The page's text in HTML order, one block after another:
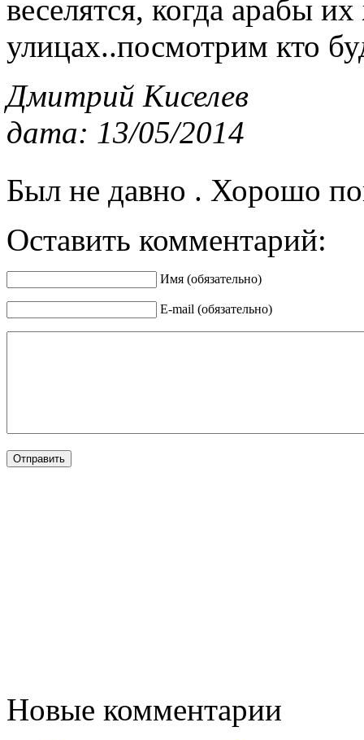
веселятся, когда арабы
улицах..посмотрим кто
Дмитрий Киселев
дата: 13/05/2014
Был не давно . Хорошо
Оставить комментарий:
Имя (обязательно)
E-mail (обязательно)
Новые комментарии